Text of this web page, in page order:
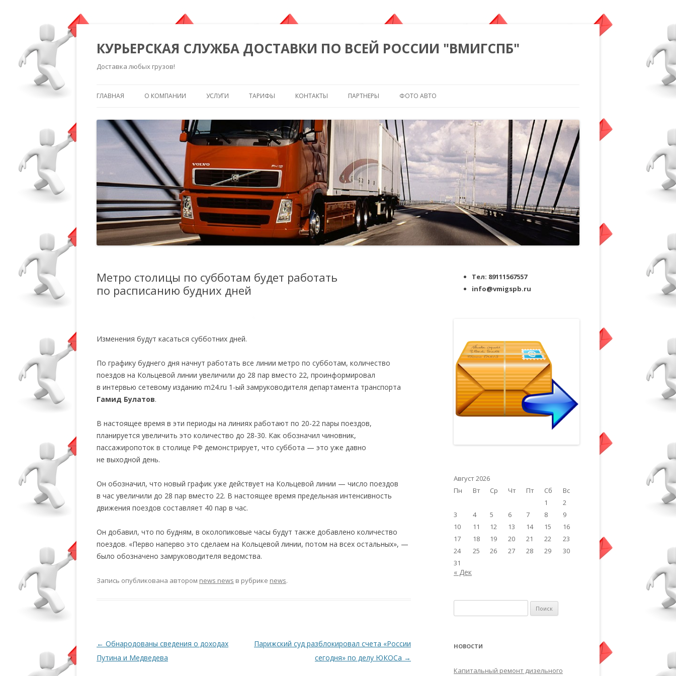
КУРЬЕРСКАЯ СЛУЖБА ДОСТАВКИ ПО ВСЕЙ РОССИИ "ВМИГСПБ"
Доставка любых грузов!
ГЛАВНАЯ О КОМПАНИИ УСЛУГИ ТАРИФЫ КОНТАКТЫ ПАРТНЕРЫ ФОТО АВТО
Метро столицы по субботам будет работать
по расписанию будних дней
Изменения будут касаться субботних дней.
По графику буднего дня начнут работать все линии метро по субботам, количество
поездов на Кольцевой линии увеличили до 28 пар вместо 22, проинформировал
в интервью сетевому изданию m24.ru 1-ый замруководителя департамента транспорта
Гамид Булатов.
В настоящее время в эти периоды на линиях работают по 20-22 пары поездов,
планируется увеличить это количество до 28-30. Как обозначил чиновник,
пассажиропоток в столице РФ демонстрирует, что суббота — это уже давно
не выходной день.
Он обозначил, что новый график уже действует на Кольцевой линии — число поездов
в час увеличили до 28 пар вместо 22. В настоящее время предельная интенсивность
движения поездов составляет 40 пар в час.
Он добавил, что по будням, в околопиковые часы будут также добавлено количество
поездов. «Перво наперво это сделаем на Кольцевой линии, потом на всех остальных», —
было обозначено замруководителя ведомства.
Запись опубликована автором news news в рубрике news.
Навигация по записям
← Обнародованы сведения о доходах
Путина и Медведева
Парижский суд разблокировал счета «России
сегодня» по делу ЮКОСа →
Тел: 89111567557
info@vmigspb.ru
Август 2026
Пн
Вт Ср Чт Пт Сб
Вс
1
2
3
4 5 6 7 8
9
10
11 12 13 14 15
16
17
18 19 20 21 22
23
24
25 26 27 28 29
30
31
« Дек
НОВОСТИ
Капитальный ремонт дизельного